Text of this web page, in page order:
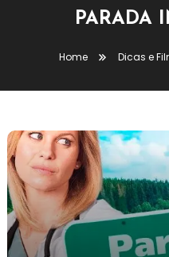
PARADA
Home Dicas e